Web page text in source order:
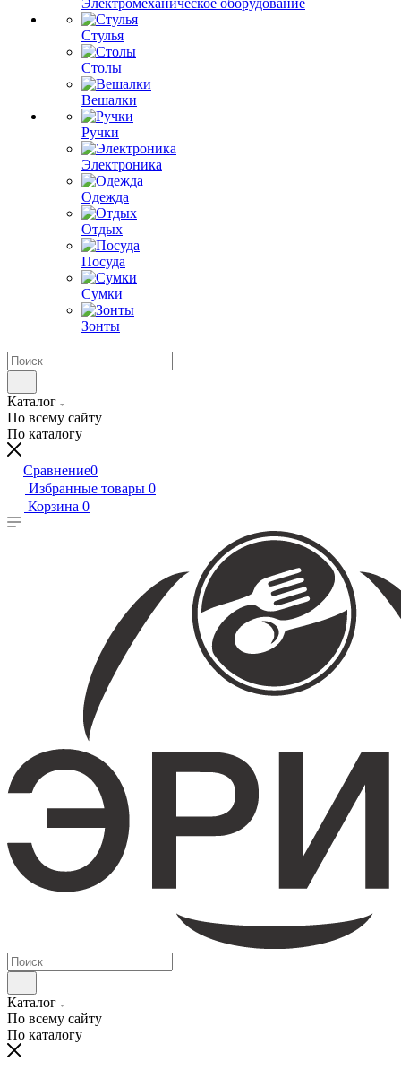
Электромеханическое оборудование
Стулья
Столы
Вешалки
Ручки
Электроника
Одежда
Отдых
Посуда
Сумки
Зонты
Каталог
По всему сайту
По каталогу
Сравнение0
Избранные товары 0
Корзина 0
Каталог
По всему сайту
По каталогу